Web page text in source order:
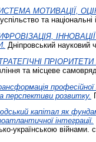
МОТИВАЦІЇ,
та
Дніпровський науковий
та місцеве
перспективи розвитку.
капітал як
інтеграції.
українською війнами.